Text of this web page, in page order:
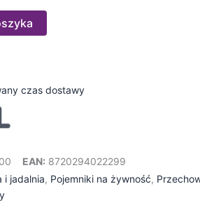
czas dostawy
EAN: 8720294022299
i jadalnia, Pojemniki na żywność,